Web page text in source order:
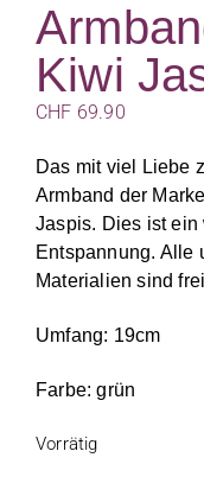
Kiwi
CHF 69.90
Das mit viel Liebe
Armband der
Jaspis. Dies ist ein
Entspannung. Alle
Materialien sind
Umfang: 19cm
Farbe: grün
Vorrätig